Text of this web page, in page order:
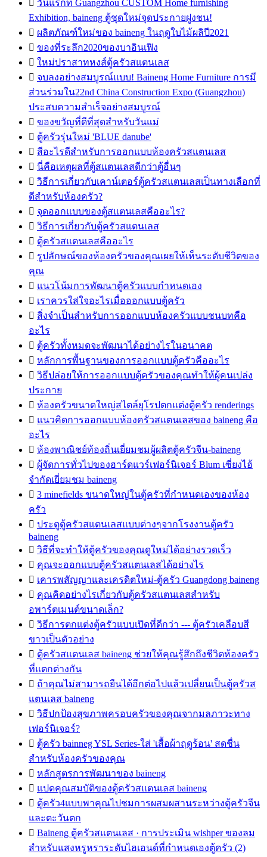
 วันแรกที่ Guangzhou CUSTOM Home furnishing
Exhibition, baineng ตู้ชุดใหม่จุดประกายฝูงชน!
 ผลิตภัณฑ์ใหม่ของ baineng ในฤดูใบไม้ผลิปี2021
 ของที่ระลึก2020ของบาอินเฟิง
 ใหม่ปราสาทหงส์ตู้ครัวสแตนเลส
 จบลงอย่างสมบูรณ์แบบ! Baineng Home Furniture การมี
ส่วนร่วมใน22nd China Construction Expo (Guangzhou)
ประสบความสำเร็จอย่างสมบูรณ์
 ของขวัญที่ดีที่สุดสำหรับวันแม่
 ตู้ครัวรุ่นใหม่ 'BLUE danube'
 สีอะไรดีสำหรับการออกแบบห้องครัวสแตนเลส
 นี่คือเหตุผลที่ตู้สแตนเลสดีกว่าตู้อื่นๆ
 วิธีการเกี่ยวกับเคาน์เตอร์ตู้ครัวสแตนเลสเป็นทางเลือกที่
ดีสำหรับห้องครัว?
 จุดออกแบบของตู้สแตนเลสคืออะไร?
 วิธีการเกี่ยวกับตู้ครัวสแตนเลส
 ตู้ครัวสแตนเลสคืออะไร
 รูปลักษณ์ของห้องครัวของคุณเผยให้เห็นระดับชีวิตของ
คุณ
 แนวโน้มการพัฒนาตู้ครัวแบบกำหนดเอง
 เราควรใส่ใจอะไรเมื่อออกแบบตู้ครัว
 สิ่งจำเป็นสำหรับการออกแบบห้องครัวแบบชนบทคือ
อะไร
 ตู้ครัวทั้งหมดจะพัฒนาได้อย่างไรในอนาคต
 หลักการพื้นฐานของการออกแบบตู้ครัวคืออะไร
 วิธีปล่อยให้การออกแบบตู้ครัวของคุณทำให้ผู้คนเปล่ง
ประกาย
 ห้องครัวขนาดใหญ่สไตล์ยุโรปตกแต่งตู้ครัว renderings
 แนวคิดการออกแบบห้องครัวสแตนเลสของ baineng คือ
อะไร
 ห้องพาณิชย์ท้องถิ่นเยี่ยมชมผู้ผลิตตู้ครัวจีน-baineng
 ผู้จัดการทั่วไปของฮาร์ดแวร์เฟอร์นิเจอร์ Blum เซี่ยงไฮ้
จำกัดเยี่ยมชม baineng
 3 minefields ขนาดใหญ่ในตู้ครัวที่กำหนดเองของห้อง
ครัว
 ประตูตู้ครัวสแตนเลสแบบต่างๆจากโรงงานตู้ครัว
baineng
 วิธีที่จะทำให้ตู้ครัวของคุณดูใหม่ได้อย่างรวดเร็ว
 คุณจะออกแบบตู้ครัวสแตนเลสได้อย่างไร
 เคารพสัญญาและเครดิตใหม่-ตู้ครัว Guangdong baineng
 คุณคิดอย่างไรเกี่ยวกับตู้ครัวสแตนเลสสำหรับ
อพาร์ตเมนต์ขนาดเล็ก?
 วิธีการตกแต่งตู้ครัวแบบเปิดที่ดีกว่า --- ตู้ครัวเคลือบสี
ขาวเป็นตัวอย่าง
 ตู้ครัวสแตนเลส baineng ช่วยให้คุณรู้สึกถึงชีวิตห้องครัว
ที่แตกต่างกัน
 ถ้าคุณไม่สามารถยืนได้อีกต่อไปแล้วเปลี่ยนเป็นตู้ครัวส
แตนเลส baineng
 วิธีปกป้องสุขภาพครอบครัวของคุณจากมลภาวะทาง
เฟอร์นิเจอร์?
 ตู้ครัว bainneg YSL Series-ใส่ 'เสื้อผ้าฤดูร้อน' สดชื่น
สำหรับห้องครัวของคุณ
 หลักสูตรการพัฒนาของ baineng
 แปดคุณสมบัติของตู้ครัวสแตนเลส baineng
 ตู้ครัว4แบบพาคุณไปชมการผสมผสานระหว่างตู้ครัวจีน
และตะวันตก
 Baineng ตู้ครัวสแตนเลส · การประเมิน wishper ของลม
สำหรับแสงหรูหราระดับไฮเอนด์ที่กำหนดเองตู้ครัว (2)